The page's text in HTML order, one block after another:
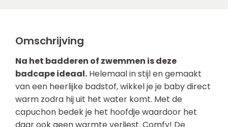
Omschrijving
Na het badderen of zwemmen is deze
badcape ideaal. Helemaal in stijl en gemaakt
van een heerlijke badstof, wikkel je je baby direct
warm zodra hij uit het water komt. Met de
capuchon bedek je het hoofdje waardoor het
daar ook geen warmte verliest. Comfy! De